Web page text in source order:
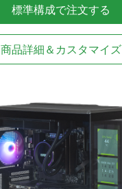
標準構成で注文する
商品詳細＆カスタマイズ